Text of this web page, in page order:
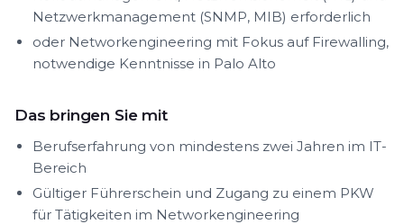
Netzwerkmanagement (SNMP, MIB) erforderlich
oder Networkengineering mit Fokus auf Firewalling,
notwendige Kenntnisse in Palo Alto
Das bringen Sie mit
Berufserfahrung von mindestens zwei Jahren im IT-
Bereich
Gültiger Führerschein und Zugang zu einem PKW
für Tätigkeiten im Networkengineering